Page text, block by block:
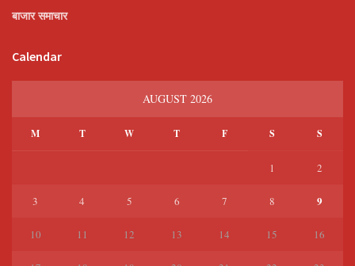
बाजार समाचार
Calendar
AUGUST 2026
M T W T F S S
1 2
3 4 5 6 7 8 9
10 11 12 13 14 15 16